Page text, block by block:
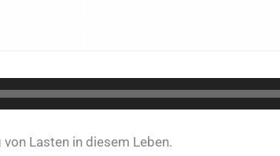
Lasten in diesem Leben.